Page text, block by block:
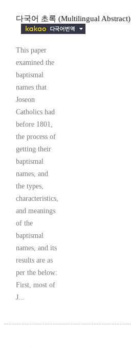
다국어 초록 (Multilingual Abstract)
This paper
examined the
baptismal
names that
Joseon
Catholics had
before 1801,
the process of
getting their
baptismal
names, and
the types,
characteristics,
and meanings
of the
baptismal
names, and its
results are as
per the below:
First, most of
J...